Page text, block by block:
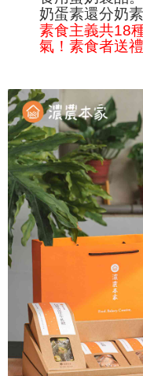
奶蛋素還分奶
素食主義共18
氣！素食者送